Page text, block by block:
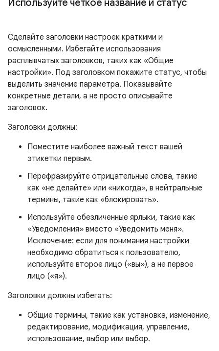
Используйте четкое название и статус
Сделайте заголовки настроек краткими и
осмысленными. Избегайте использования
расплывчатых заголовков, таких как «Общие
настройки». Под заголовком покажите статус, чтобы
выделить значение параметра. Показывайте
конкретные детали, а не просто описывайте
заголовок.
Заголовки должны:
Поместите наиболее важный текст вашей
этикетки первым.
Перефразируйте отрицательные слова, такие
как «не делайте» или «никогда», в нейтральные
термины, такие как «блокировать».
Используйте обезличенные ярлыки, такие как
«Уведомления» вместо «Уведомить меня».
Исключение: если для понимания настройки
необходимо обратиться к пользователю,
используйте второе лицо («вы»), а не первое
лицо («я»).
Заголовки должны избегать:
Общие термины, такие как установка, изменение,
редактирование, модификация, управление,
использование, выбор или выбор.